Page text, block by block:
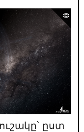
է
4 օղակների
շտաբի
ոչ իրական է
ըստ